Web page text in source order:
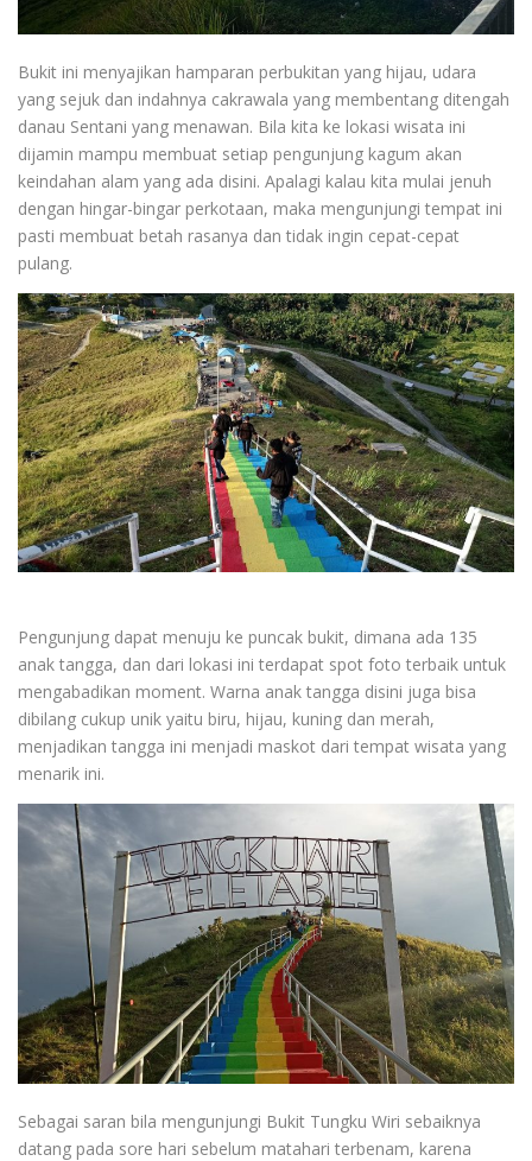
Bukit ini menyajikan hamparan perbukitan yang hijau, udara
yang sejuk dan indahnya cakrawala yang membentang ditengah
danau Sentani yang menawan. Bila kita ke lokasi wisata ini
dijamin mampu membuat setiap pengunjung kagum akan
keindahan alam yang ada disini. Apalagi kalau kita mulai jenuh
dengan hingar-bingar perkotaan, maka mengunjungi tempat ini
pasti membuat betah rasanya dan tidak ingin cepat-cepat
pulang.
Pengunjung dapat menuju ke puncak bukit, dimana ada 135
anak tangga, dan dari lokasi ini terdapat spot foto terbaik untuk
mengabadikan moment. Warna anak tangga disini juga bisa
dibilang cukup unik yaitu biru, hijau, kuning dan merah,
menjadikan tangga ini menjadi maskot dari tempat wisata yang
menarik ini.
Sebagai saran bila mengunjungi Bukit Tungku Wiri sebaiknya
datang pada sore hari sebelum matahari terbenam, karena